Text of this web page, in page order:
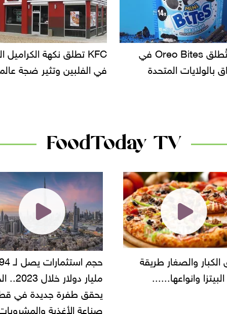
KFC تطلق نكهة الكراميل المملح
وتثير ضجة عالمية
دعوات للتحقيق في أسباب
سحب بعض ألبان
FoodToday TV
حجم استثمارات يصل لـ 94
"أمن القاهرة" يضبط
شركة مطاعم استولى على
أموال المواطنين بزعم